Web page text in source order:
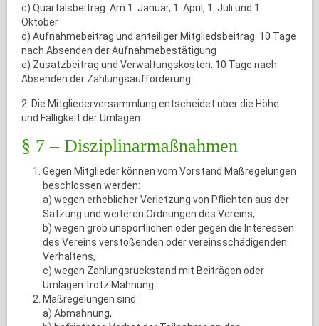
c) Quartalsbeitrag: Am 1. Januar, 1. April, 1. Juli und 1.
Oktober
d) Aufnahmebeitrag und anteiliger Mitgliedsbeitrag: 10 Tage
nach Absenden der Aufnahmebestätigung
e) Zusatzbeitrag und Verwaltungskosten: 10 Tage nach
Absenden der Zahlungsaufforderung
2. Die Mitgliederversammlung entscheidet über die Höhe
und Fälligkeit der Umlagen.
§ 7 – Disziplinarmaßnahmen
Gegen Mitglieder können vom Vorstand Maßregelungen
beschlossen werden:
a) wegen erheblicher Verletzung von Pflichten aus der
Satzung und weiteren Ordnungen des Vereins,
b) wegen grob unsportlichen oder gegen die Interessen
des Vereins verstoßenden oder vereinsschädigenden
Verhaltens,
c) wegen Zahlungsrückstand mit Beiträgen oder
Umlagen trotz Mahnung.
Maßregelungen sind:
a) Abmahnung,